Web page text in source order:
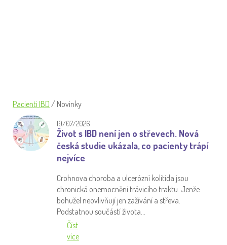
Pacienti IBD / Novinky
19/07/2026
Život s IBD není jen o střevech. Nová
česká studie ukázala, co pacienty trápí
nejvíce
Crohnova choroba a ulcerózní kolitida jsou
chronická onemocnění trávicího traktu. Jenže
bohužel neovlivňují jen zažívání a střeva.
Podstatnou součástí života…
Číst
více